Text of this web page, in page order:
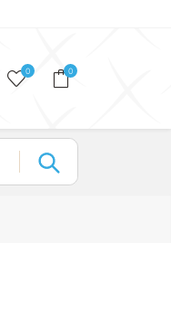
0 0